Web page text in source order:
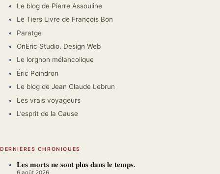
Le blog de Pierre Assouline
Le Tiers Livre de François Bon
Paratge
OnEric Studio. Design Web
Le lorgnon mélancolique
Éric Poindron
Le blog de Jean Claude Lebrun
Les vrais voyageurs
L’esprit de la Cause
DERNIÈRES CHRONIQUES
𝐋𝐞𝐬 𝐦𝐨𝐫𝐭𝐬 𝐧𝐞 𝐬𝐨𝐧𝐭 𝐩𝐥𝐮𝐬 𝐝𝐚𝐧𝐬 𝐥𝐞 𝐭𝐞𝐦𝐩𝐬.
6 août 2026